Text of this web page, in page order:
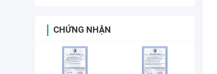
CHỨNG NHẬN